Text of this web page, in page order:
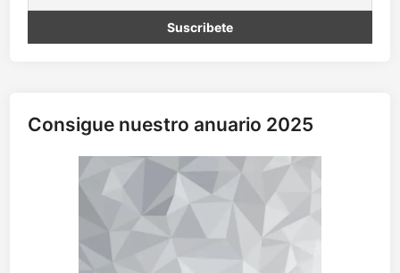
c
m
Consigue nuestro anuario 2025